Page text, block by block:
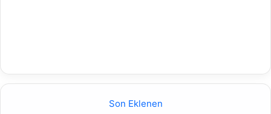
Son Eklenen